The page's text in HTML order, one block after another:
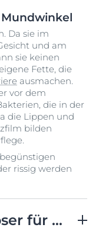
Da sie im
und am
sie keinen
Fette, die
ausmachen.
vor dem
die in der
die Lippen und
bilden
rissig werden